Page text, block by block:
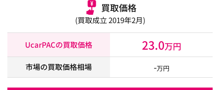
買取価格
(買取成立 2019年2月)
UcarPACの買取価格 23.0万円
市場の買取価格相場 -万円